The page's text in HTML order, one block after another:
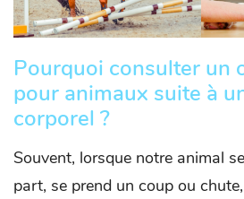
Pourquoi consulter un
pour animaux suite à
corporel ?
Souvent, lorsque notre animal
part, se prend un coup ou